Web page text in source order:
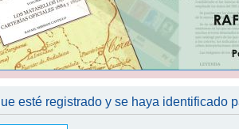
esté registrado y se haya identificado